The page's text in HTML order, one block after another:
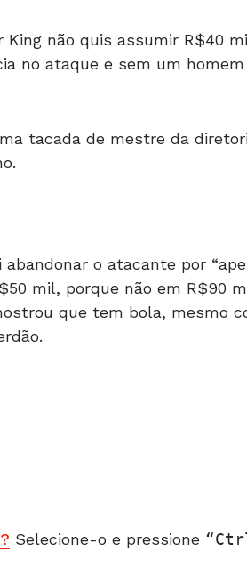
King não quis assumir R$40
no ataque e sem um
tacada de mestre da
o atacante por
mil, porque não em R$90
que tem bola, mesmo
Selecione-o e pressione